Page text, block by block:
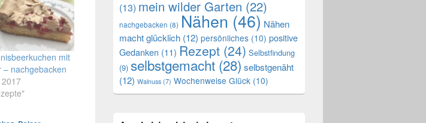
mit
– nachgebacken
(13) mein wilder Garten (22)
nachgebacken (8) Nähen (46) Nähen
macht glücklich (12) persönliches (10) positive
Gedanken (11) Rezept (24) Selbstfindung
(9) selbstgemacht (28) selbstgenäht
(12) Walnuss (7) Wochenweise Glück (10)